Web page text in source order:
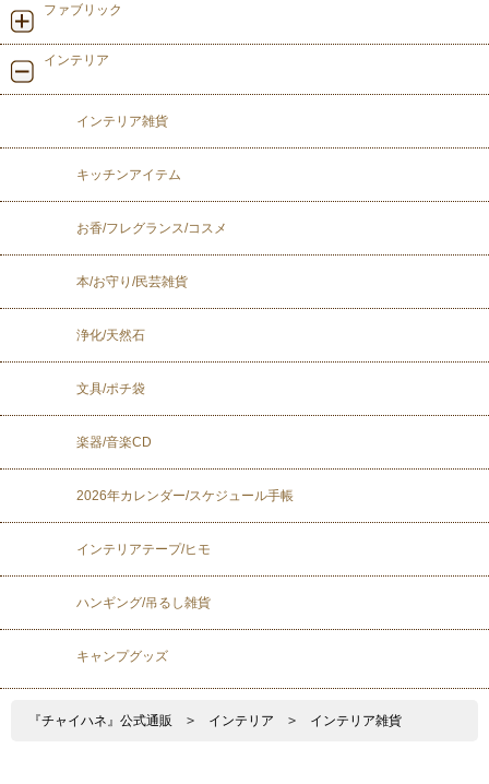
ファブリック
インテリア
インテリア雑貨
キッチンアイテム
お香/フレグランス/コスメ
本/お守り/民芸雑貨
浄化/天然石
文具/ポチ袋
楽器/音楽CD
2026年カレンダー/スケジュール手帳
インテリアテープ/ヒモ
ハンギング/吊るし雑貨
キャンプグッズ
『チャイハネ』公式通販 > インテリア > インテリア雑貨